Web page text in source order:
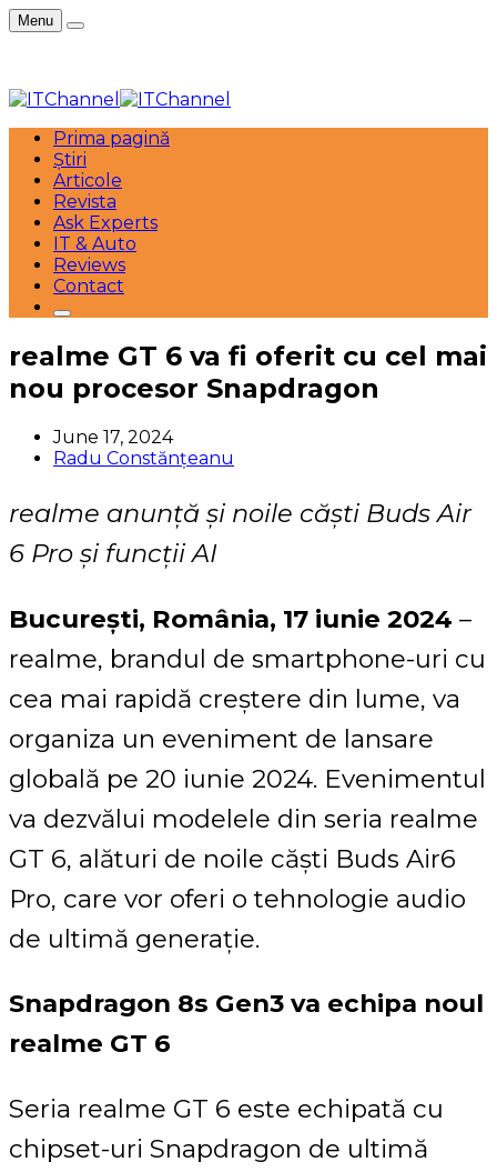
Menu
Prima pagină
Știri
Articole
Revista
Ask Experts
IT & Auto
Reviews
Contact
realme GT 6 va fi oferit cu cel mai
nou procesor Snapdragon
June 17, 2024
Radu Constănțeanu
realme anunță și noile căști Buds Air
6 Pro și funcții AI
București, România, 17 iunie 2024 –
realme, brandul de smartphone-uri cu
cea mai rapidă creștere din lume, va
organiza un eveniment de lansare
globală pe 20 iunie 2024. Evenimentul
va dezvălui modelele din seria realme
GT 6, alături de noile căști Buds Air6
Pro, care vor oferi o tehnologie audio
de ultimă generație.
Snapdragon 8s Gen3 va echipa noul
realme GT 6
Seria realme GT 6 este echipată cu
chipset-uri Snapdragon de ultimă